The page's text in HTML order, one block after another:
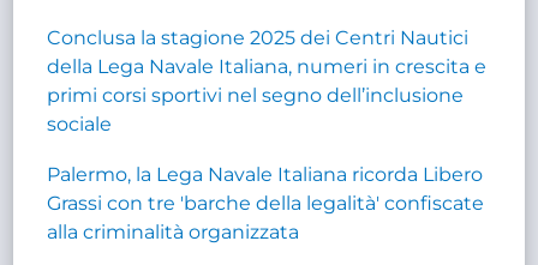
Conclusa la stagione 2025 dei Centri Nautici
della Lega Navale Italiana, numeri in crescita e
primi corsi sportivi nel segno dell’inclusione
sociale
Palermo, la Lega Navale Italiana ricorda Libero
Grassi con tre 'barche della legalità' confiscate
alla criminalità organizzata